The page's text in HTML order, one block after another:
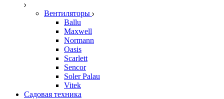
Вентиляторы
Ballu
Maxwell
Normann
Oasis
Scarlett
Sencor
Soler Palau
Vitek
Садовая техника